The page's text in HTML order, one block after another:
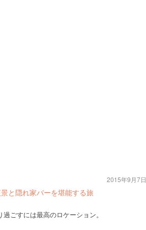
と隠れ家バーを堪能する旅
ごすには最高のロケーション。
2015年9月7日